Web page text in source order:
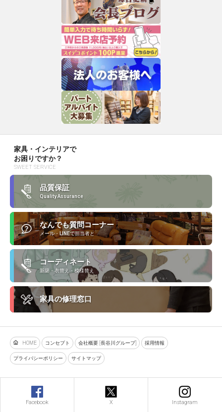
家具・インテリアで
お困りですか？
SWEET SERVICE
品質保証
Quality Assurance
なんでも質問コーナー
メール・LINEで担当者と
コーディネート
新築・衣替え・模様替え
家具の修理窓口
HOME コンセプト 会社概要 [長谷川グループ] 採用情報
プライバシーポリシー サイトマップ
Facebook X Instagram